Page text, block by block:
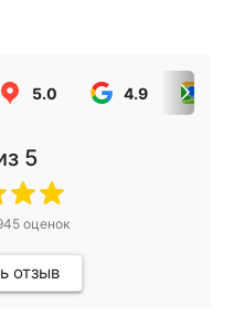
5.0 4.9
5
оценок
отзыв